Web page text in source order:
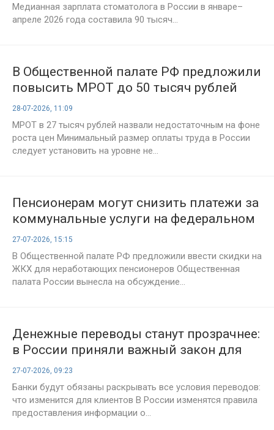
Медианная зарплата стоматолога в России в январе–
апреле 2026 года составила 90 тысяч...
В Общественной палате РФ предложили
повысить МРОТ до 50 тысяч рублей
28-07-2026, 11:09
МРОТ в 27 тысяч рублей назвали недостаточным на фоне
роста цен Минимальный размер оплаты труда в России
следует установить на уровне не...
Пенсионерам могут снизить платежи за
коммунальные услуги на федеральном
уровне
27-07-2026, 15:15
В Общественной палате РФ предложили ввести скидки на
ЖКХ для неработающих пенсионеров Общественная
палата России вынесла на обсуждение...
Денежные переводы станут прозрачнее:
в России приняли важный закон для
клиентов банков
27-07-2026, 09:23
Банки будут обязаны раскрывать все условия переводов:
что изменится для клиентов В России изменятся правила
предоставления информации о...